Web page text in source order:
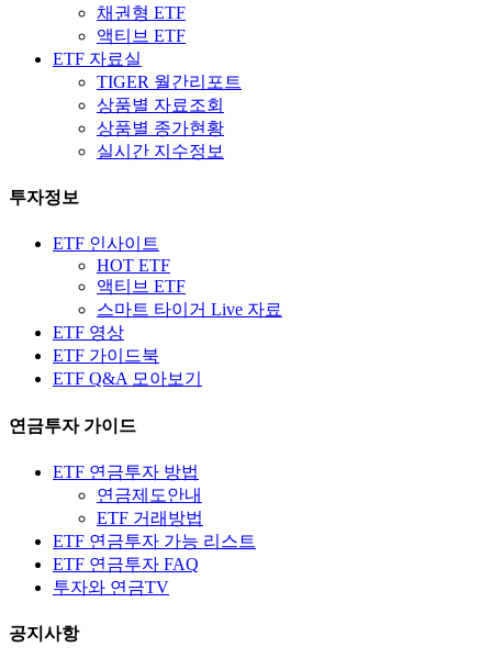
채권형 ETF
액티브 ETF
ETF 자료실
TIGER 월간리포트
상품별 자료조회
상품별 종가현황
실시간 지수정보
투자정보
ETF 인사이트
HOT ETF
액티브 ETF
스마트 타이거 Live 자료
ETF 영상
ETF 가이드북
ETF Q&A 모아보기
연금투자 가이드
ETF 연금투자 방법
연금제도안내
ETF 거래방법
ETF 연금투자 가능 리스트
ETF 연금투자 FAQ
투자와 연금TV
공지사항